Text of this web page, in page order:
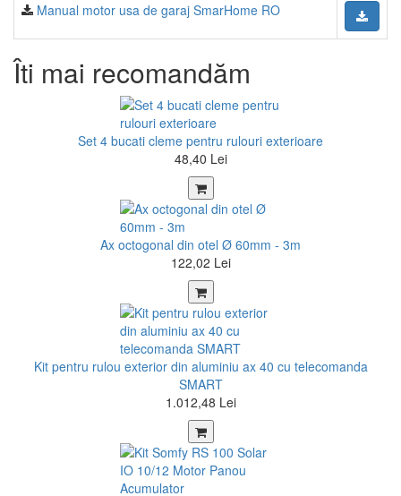
Manual motor usa de garaj SmarHome RO
Îti mai recomandăm
Set 4 bucati cleme pentru rulouri exterioare
48,40 Lei
Ax octogonal din otel Ø 60mm - 3m
122,02 Lei
Kit pentru rulou exterior din aluminiu ax 40 cu telecomanda
SMART
1.012,48 Lei